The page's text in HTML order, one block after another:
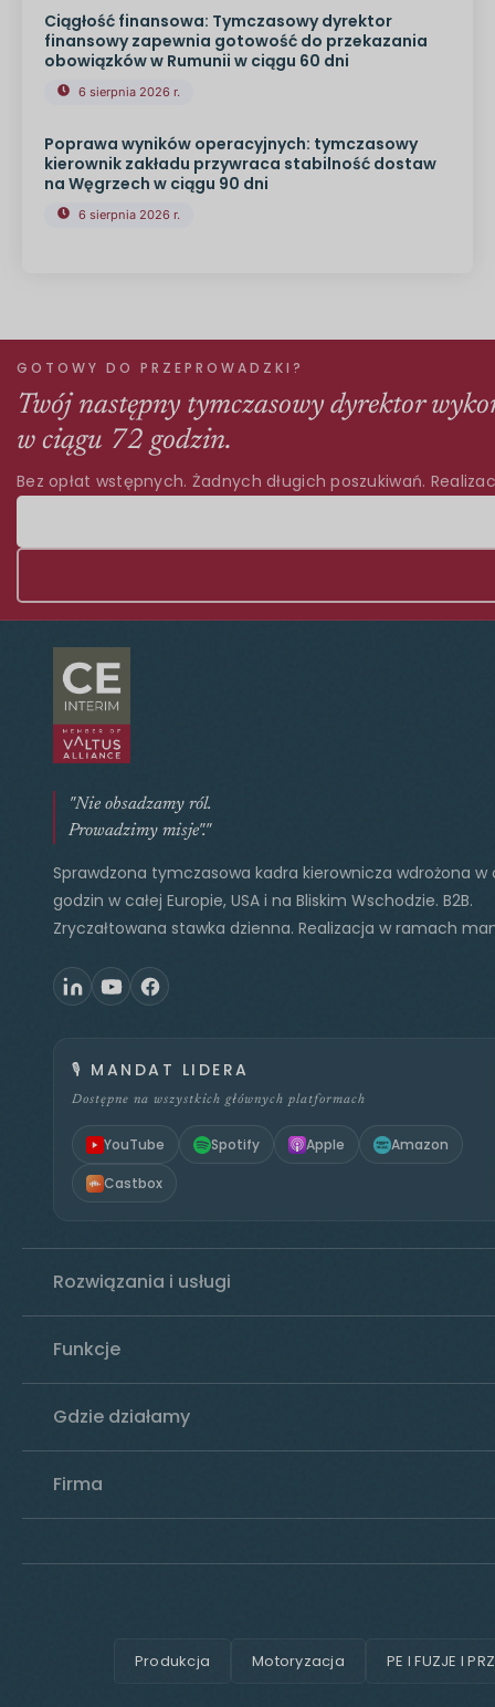
Ciągłość finansowa: Tymczasowy dyrektor
finansowy zapewnia gotowość do przekazania
obowiązków w Rumunii w ciągu 60 dni
6 sierpnia 2026 r.
Poprawa wyników operacyjnych: tymczasowy
kierownik zakładu przywraca stabilność dostaw
na Węgrzech w ciągu 90 dni
6 sierpnia 2026 r.
GOTOWY DO PRZEPROWADZKI?
Twój następny tymczasowy dyrektor
w ciągu 72 godzin.
Bez opłat wstępnych. Żadnych długich poszukiwań.
"Nie obsadzamy ról.
Prowadzimy misje"."
Sprawdzona tymczasowa kadra kierownicza wdrożona w
godzin w całej Europie, USA i na Bliskim Wschodzie. B2B.
Zryczałtowana stawka dzienna. Realizacja w ramach
🎙️ MANDAT LIDERA
Dostępne na wszystkich głównych platformach
YouTube Spotify Apple Amazon
Castbox
Rozwiązania i usługi
Funkcje
Gdzie działamy
Firma
Produkcja Motoryzacja PE I FUZJE I